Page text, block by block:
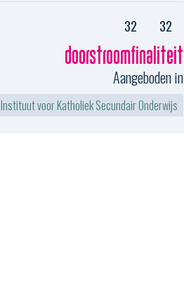
32
32
doorstroomfinaliteit
Aangeboden in
Instituut voor Katholiek Secundair Onderwijs